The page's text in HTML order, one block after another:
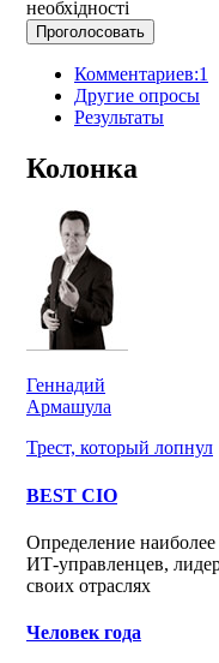
необхідності
Комментариев:1
Другие опросы
Результаты
Колонка
Геннадий
Армашула
Трест, который лопнул
BEST CIO
Определение
ИТ-управленцев,
своих отраслях
Человек года